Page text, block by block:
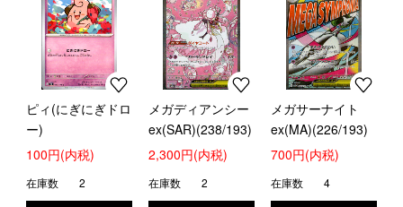
ピィ(にぎにぎドロ
ー)
100円(内税)
在庫数 2
メガディアンシー
ex(SAR)(238/193)
2,300円(内税)
在庫数 2
メガサーナイト
ex(MA)(226/193)
700円(内税)
在庫数 4